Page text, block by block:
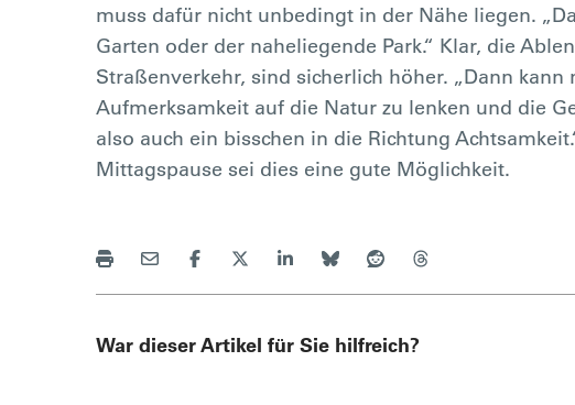
muss dafür nicht unbedingt in der Nähe liegen.
Garten oder der naheliegende Park.“ Klar, die
Straßenverkehr, sind sicherlich höher. „Dann kann
Aufmerksamkeit auf die Natur zu lenken und die
also auch ein bisschen in die Richtung
Mittagspause sei dies eine gute Möglichkeit.
War dieser Artikel für Sie hilfreich?